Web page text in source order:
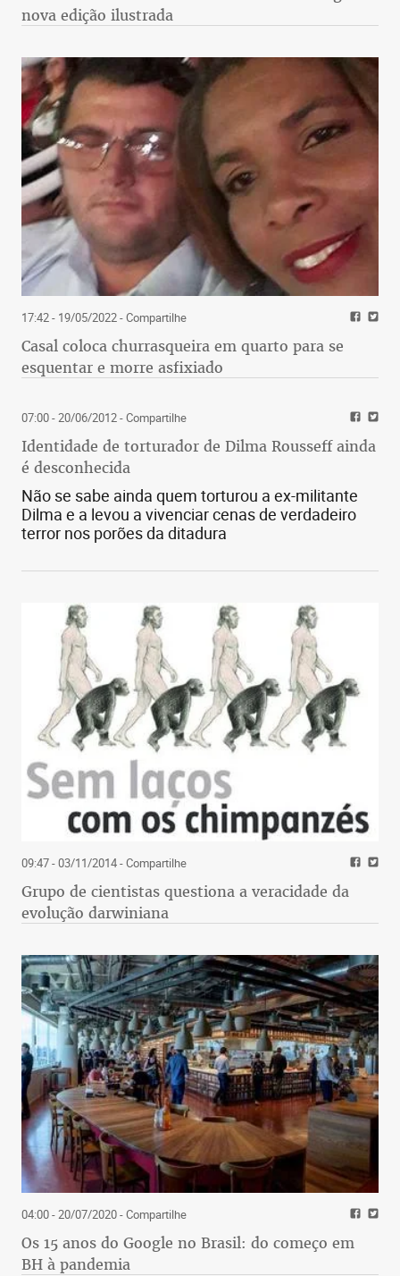
nova edição ilustrada
17:42 - 19/05/2022- Compartilhe
Casal coloca churrasqueira em quarto para se
esquentar e morre asfixiado
07:00 - 20/06/2012- Compartilhe
Identidade de torturador de Dilma Rousseff ainda
é desconhecida
Não se sabe ainda quem torturou a ex-militante
Dilma e a levou a vivenciar cenas de verdadeiro
terror nos porões da ditadura
09:47 - 03/11/2014- Compartilhe
Grupo de cientistas questiona a veracidade da
evolução darwiniana
04:00 - 20/07/2020- Compartilhe
Os 15 anos do Google no Brasil: do começo em
BH à pandemia